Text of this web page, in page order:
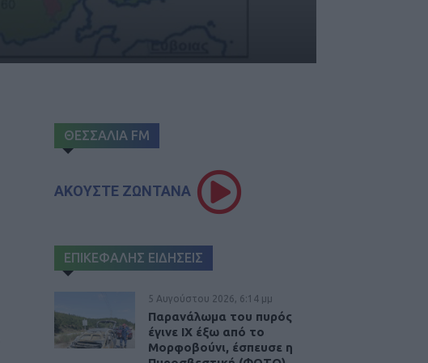
ΘΕΣΣΑΛΙΑ FM
ΑΚΟΥΣΤΕ ΖΩΝΤΑΝΑ
ΕΠΙΚΕΦΑΛΗΣ ΕΙΔΗΣΕΙΣ
5 Αυγούστου 2026, 6:14 μμ
Παρανάλωμα του πυρός
έγινε ΙΧ έξω από το
Μορφοβούνι, έσπευσε η